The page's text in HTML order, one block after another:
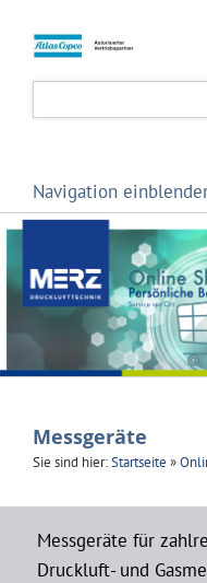
Navigation
Messgeräte
Sie sind hier:Startseite »
Messgeräte für
Druckluft- und